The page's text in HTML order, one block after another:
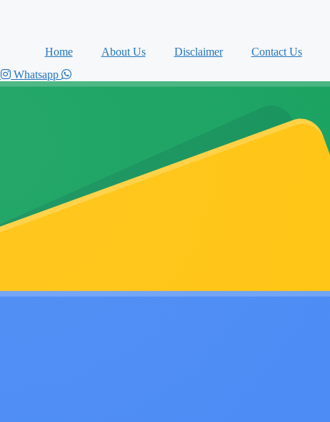
Home About Us Disclaimer Contact Us
Whatsapp